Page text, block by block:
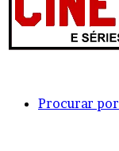
Procurar por